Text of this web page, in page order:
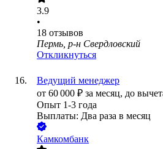
3.9
•
18 отзывов
Пермь, р-н Свердловский
Откликнуться
Ведущий менеджер
от 60 000 ₽ за месяц, до
Опыт 1-3 года
Выплаты: Два раза в месяц
Камкомбанк